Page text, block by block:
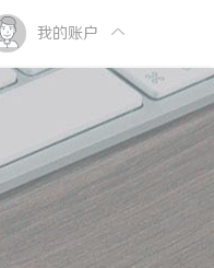
我的账户